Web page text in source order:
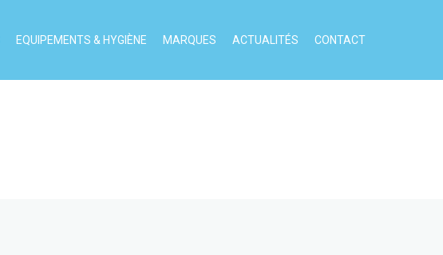
EQUIPEMENTS & HYGIÈNE MARQUES ACTUALITÉS CONTACT